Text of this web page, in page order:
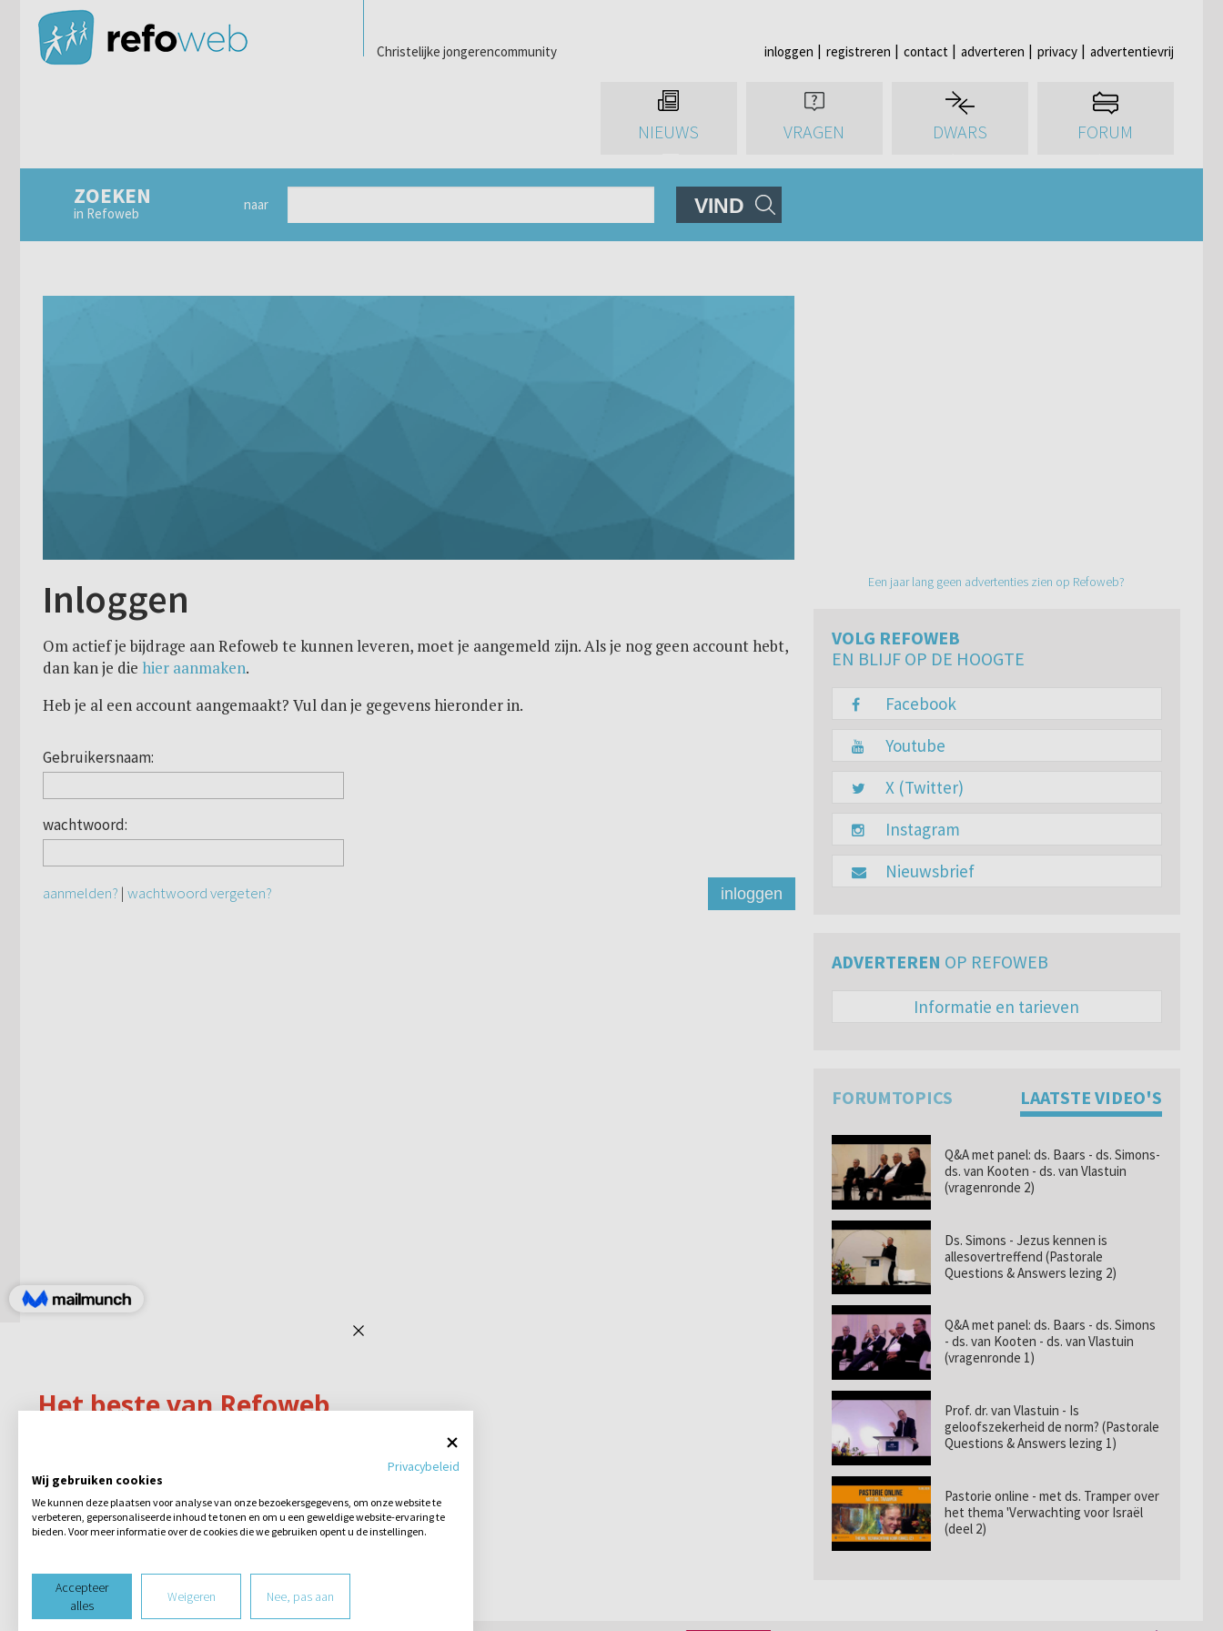
Christelijke jongerencommunity inloggen registreren contact adverteren privacy advertentievrij
NIEUWS VRAGEN DWARS FORUM
ZOEKEN
in Refoweb
naar VIND
Inloggen
Om actief je bijdrage aan Refoweb te kunnen leveren, moet je aangemeld zijn. Als je nog geen account hebt,
dan kan je die hier aanmaken.
Heb je al een account aangemaakt? Vul dan je gegevens hieronder in.
Gebruikersnaam:
wachtwoord:
aanmelden? | wachtwoord vergeten? inloggen
Een jaar lang geen advertenties zien op Refoweb?
VOLG REFOWEB
EN BLIJF OP DE HOOGTE
Facebook
Youtube
X (Twitter)
Instagram
Nieuwsbrief
ADVERTEREN OP REFOWEB
Informatie en tarieven
FORUMTOPICS LAATSTE VIDEO'S
Q&A met panel: ds. Baars - ds. Simons-
ds. van Kooten - ds. van Vlastuin
(vragenronde 2)
Ds. Simons - Jezus kennen is
allesovertreffend (Pastorale
Questions & Answers lezing 2)
Q&A met panel: ds. Baars - ds. Simons
- ds. van Kooten - ds. van Vlastuin
(vragenronde 1)
Prof. dr. van Vlastuin - Is
geloofszekerheid de norm? (Pastorale
Questions & Answers lezing 1)
Pastorie online - met ds. Tramper over
het thema 'Verwachting voor Israël
(deel 2)
Privacybeleid
Wij gebruiken cookies
We kunnen deze plaatsen voor analyse van onze bezoekersgegevens, om onze website te
verbeteren, gepersonaliseerde inhoud te tonen en om u een geweldige website-ervaring te
bieden. Voor meer informatie over de cookies die we gebruiken opent u de instellingen.
Accepteer
alles
Weigeren Nee, pas aan